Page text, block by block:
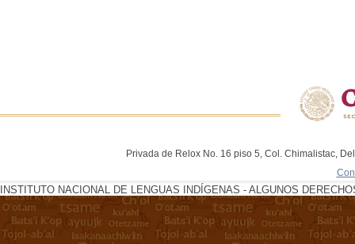
Privada de Relox No. 16 piso 5, Col. Chimalistac,
INSTITUTO NACIONAL DE LENGUAS INDÍGENAS - ALGUNOS